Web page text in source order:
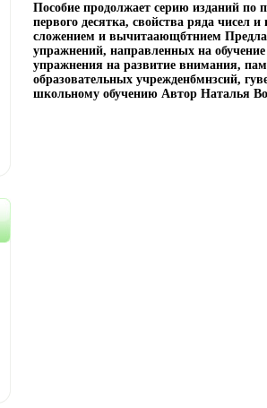
Пособие продолжает серию изданий по
первого десятка, свойства ряда чисел
сложением и вычитаающбтнием
упражнений, направленных на
упражнения на развитие внимания,
образовательных учрежденбмнзсий,
школьному обучению Автор Наталья